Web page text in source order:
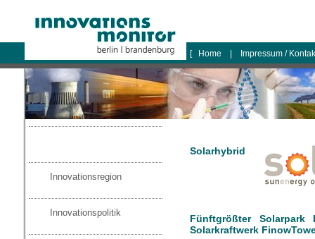
logo
[ Home Impressum /
Innovationsregion
Innovationspolitik
Solarhybrid
Fünftgrößter Solarpark
Solarkraftwerk